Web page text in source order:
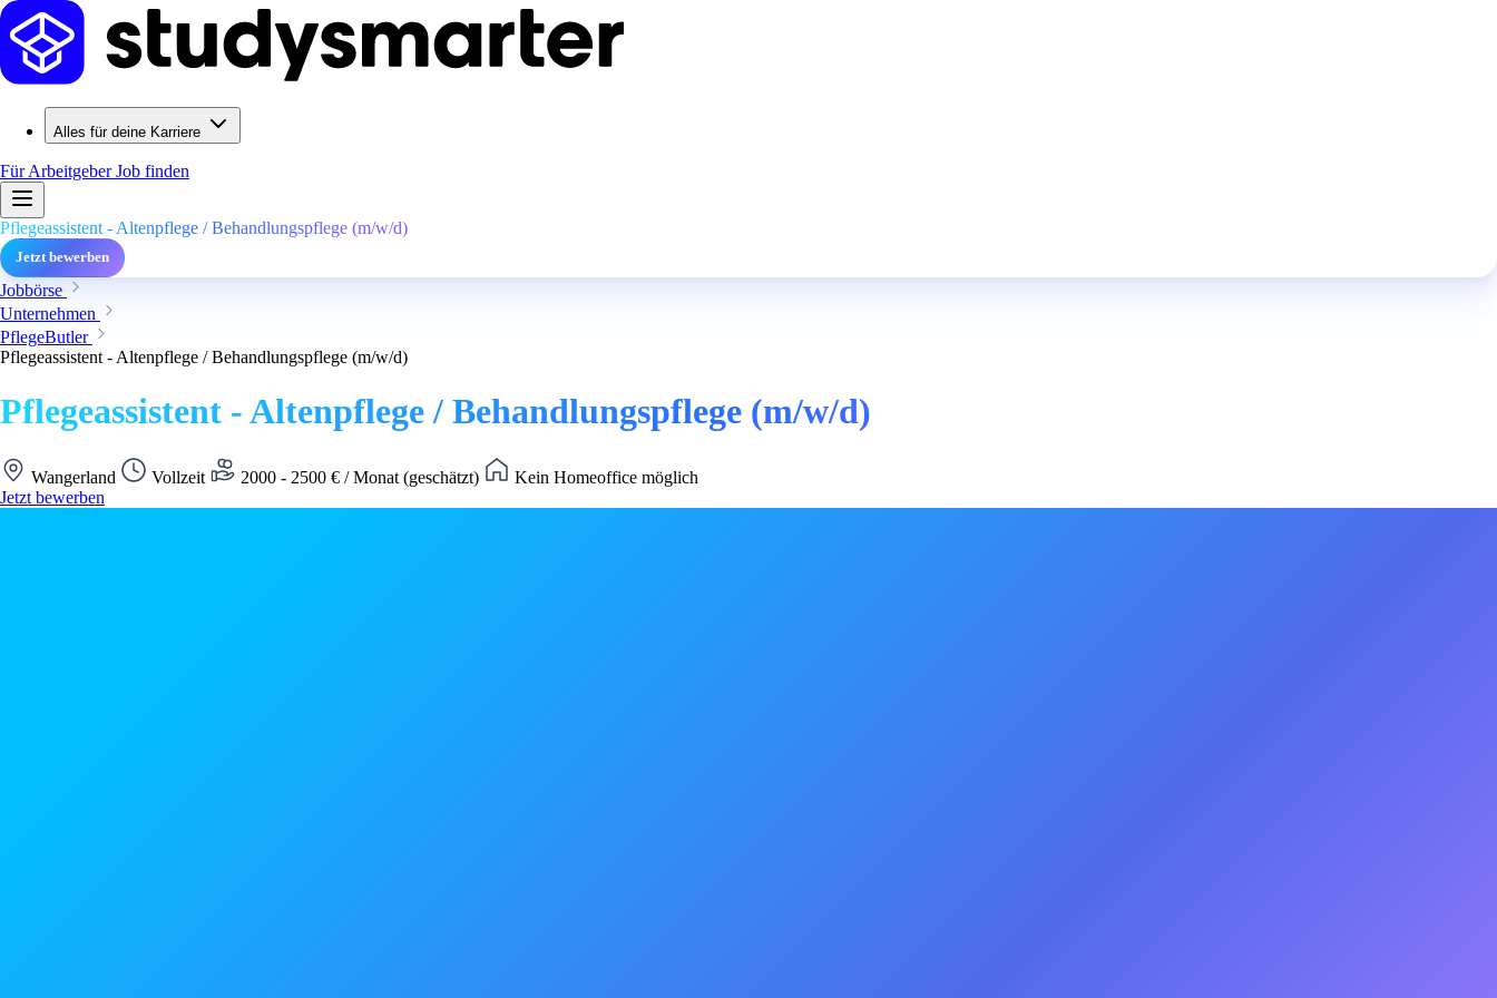
Alles für deine Karriere
Für ArbeitgeberJob finden
Pflegeassistent - Altenpflege / Behandlungspflege (m/w/d)
Jetzt bewerben
Jobbörse
Unternehmen
PflegeButler
Pflegeassistent - Altenpflege / Behandlungspflege (m/w/d)
Pflegeassistent - Altenpflege / Behandlungspflege (m/w/d)
Wangerland Vollzeit 2000 - 2500 € / Monat (geschätzt)
Kein Homeoffice möglich
Jetzt bewerben